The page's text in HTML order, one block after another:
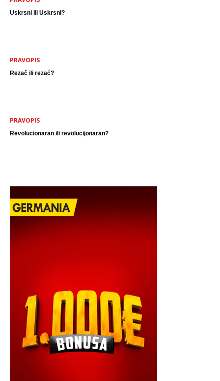
Uskrsni ili Uskrsni?
PRAVOPIS
Rezač ili rezać?
PRAVOPIS
Revolucionaran ili revolucijonaran?